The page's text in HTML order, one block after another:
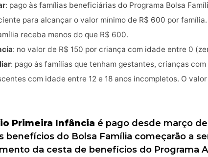
: pago às famílias beneficiárias do Programa Bolsa
para alcançar o valor mínimo de R$ 600 por
receba menos do que R$ 600.
: no valor de R$ 150 por criança com idade entre 0
: pago às famílias que tenham gestantes, crianças
com idade entre 12 e 18 anos incompletos. O
Primeira Infância é pago desde março
benefícios do Bolsa Família começarão a
da cesta de benefícios do Programa